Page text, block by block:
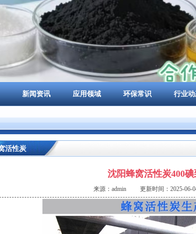
新闻资讯 应用领域 环保常识 行业
活性炭
沈阳蜂窝活性炭400
来源：admin 更新时间：2025-